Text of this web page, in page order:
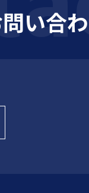
い合